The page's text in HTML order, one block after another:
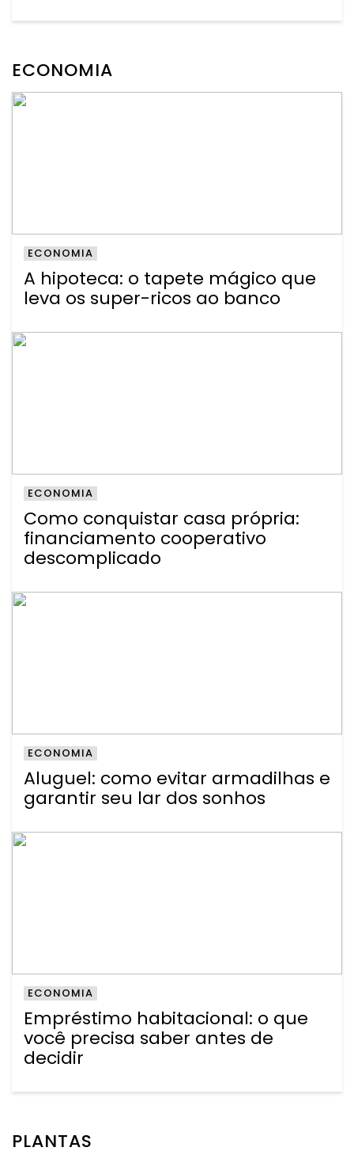
ECONOMIA
A hipoteca: o tapete mágico que
leva os super-ricos ao banco
ECONOMIA
Como conquistar casa própria:
financiamento cooperativo
descomplicado
ECONOMIA
Aluguel: como evitar armadilhas e
garantir seu lar dos sonhos
ECONOMIA
Empréstimo habitacional: o que
você precisa saber antes de
decidir
ECONOMIA
PLANTAS